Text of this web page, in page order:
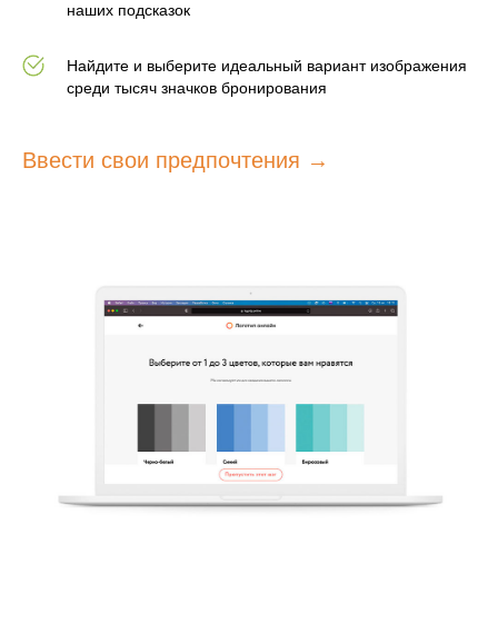
наших подсказок
Найдите и выберите идеальный вариант изображения
среди тысяч значков бронирования
Ввести свои предпочтения